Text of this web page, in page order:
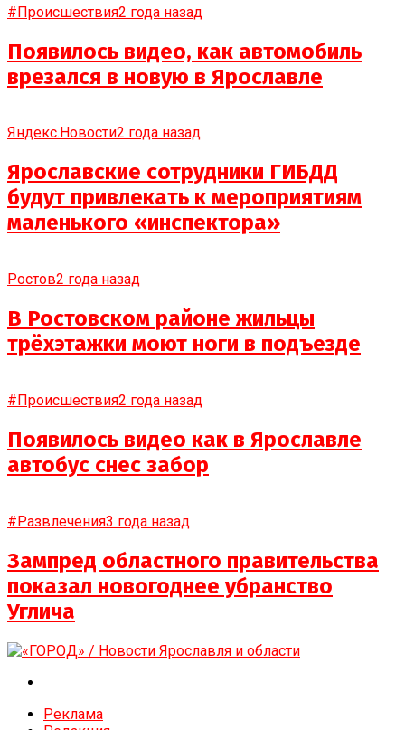
#Происшествия2 года назад
Появилось видео, как автомобиль
врезался в новую в Ярославле
Яндекс.Новости2 года назад
Ярославские сотрудники ГИБДД
будут привлекать к мероприятиям
маленького «инспектора»
Ростов2 года назад
В Ростовском районе жильцы
трёхэтажки моют ноги в подъезде
#Происшествия2 года назад
Появилось видео как в Ярославле
автобус снес забор
#Развлечения3 года назад
Зампред областного правительства
показал новогоднее убранство
Углича
Реклама